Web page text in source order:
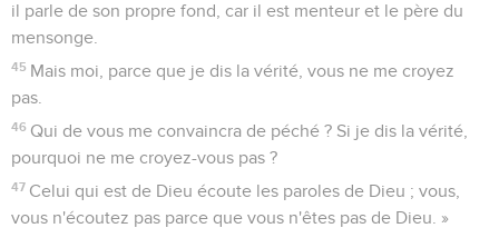
il parle de son propre fond, car il est menteur et le père du
mensonge.
45 Mais moi, parce que je dis la vérité, vous ne me croyez
pas.
46 Qui de vous me convaincra de péché ? Si je dis la vérité,
pourquoi ne me croyez-vous pas ?
47 Celui qui est de Dieu écoute les paroles de Dieu ; vous,
vous n'écoutez pas parce que vous n'êtes pas de Dieu. »